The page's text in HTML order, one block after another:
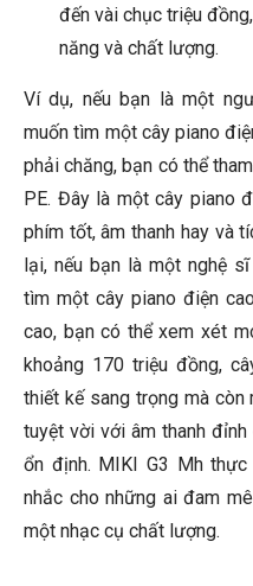
đến vài chục triệu
năng và chất lượng.
Ví dụ, nếu bạn là một
muốn tìm một cây piano
phải chăng, bạn có thể
PE. Đây là một cây piano
phím tốt, âm thanh hay và
lại, nếu bạn là một nghệ
tìm một cây piano điện
cao, bạn có thể xem xét
khoảng 170 triệu đồng,
thiết kế sang trọng mà còn
tuyệt vời với âm thanh
ổn định. MIKI G3 Mh
nhắc cho những ai đam
một nhạc cụ chất lượng.